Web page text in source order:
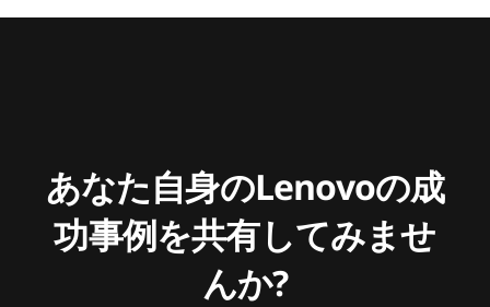
あなた自身のLenovoの成
功事例を共有してみませ
んか?